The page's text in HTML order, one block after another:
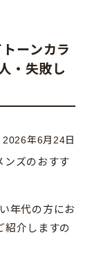
ーンカラ
・失敗し
2026年6月24日
ンズのおすす
年代の方にお
紹介しますの